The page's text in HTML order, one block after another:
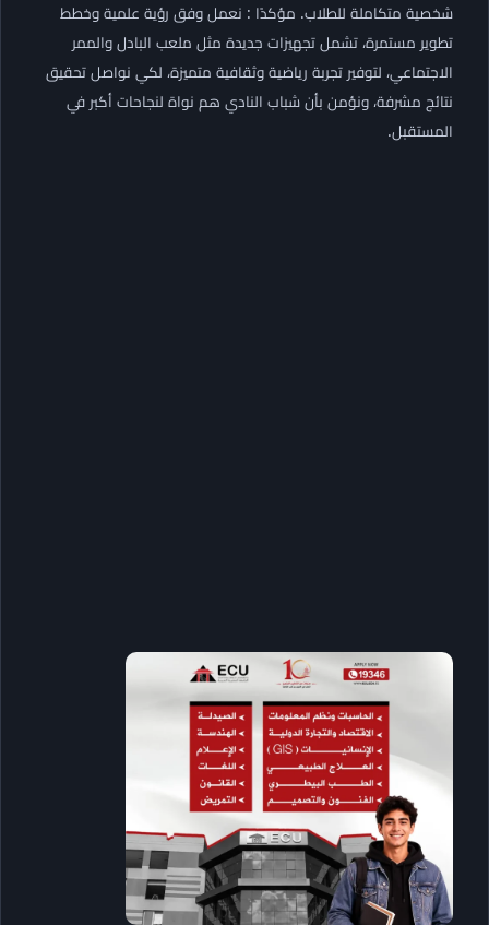
شخصية متكاملة للطلاب. مؤكدًا : نعمل وفق رؤية علمية وخطط
تطوير مستمرة، تشمل تجهيزات جديدة مثل ملعب البادل والممر
الاجتماعي، لتوفير تجربة رياضية وثقافية متميزة، لكي نواصل تحقيق
نتائج مشرفة، ونؤمن بأن شباب النادي هم نواة لنجاحات أكبر في
المستقبل.